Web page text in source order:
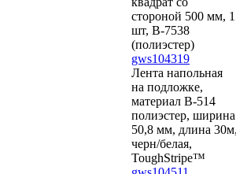
стороной 500 мм, 1
шт, B-7538
(полиэстер)
gws104319
Лента напольная
на подложке,
материал В-514
полиэстер, ширина
50,8 мм, длина 30м,
черн/белая,
ToughStripe™